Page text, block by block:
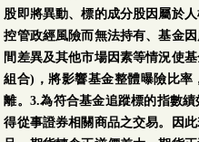
股即將異動、標的成分股因屬於
控管政經風險而無法持有、基金
間差異及其他市場因素等情況使
組合)，將影響基金整體曝險比率
離。3.為符合基金追蹤標的指數
得從事證券相關商品之交易。因